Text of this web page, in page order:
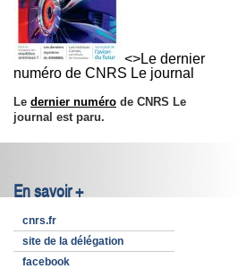
<>Le dernier
numéro de CNRS Le journal
Le dernier numéro de CNRS Le
journal est paru.
En savoir +
cnrs.fr
site de la délégation
facebook